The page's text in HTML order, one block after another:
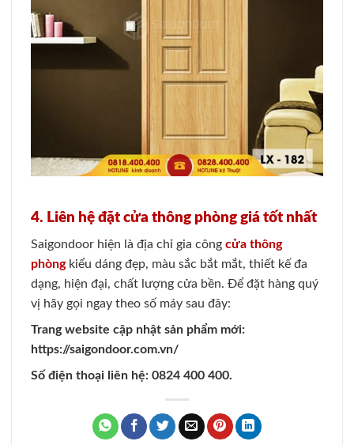
4. Liên hệ đặt cửa thông phòng giá tốt nhất
Saigondoor hiện là địa chỉ gia công cửa thông
phòngkiểu dáng đẹp, màu sắc bắt mắt, thiết kế đa
dạng, hiện đại, chất lượng cửa bền. Để đặt hàng quý
vị hãy gọi ngay theo số máy sau đây:
Trang website cập nhật sản phẩm mới:
https://saigondoor.com.vn/
Số điện thoại liên hệ: 0824 400 400.